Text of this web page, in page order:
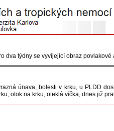
dva týdny se vyvíjející obraz povlakové
únava, bolesti v krku, u PLDD
otok na krku, oteklá víčka, dnes již